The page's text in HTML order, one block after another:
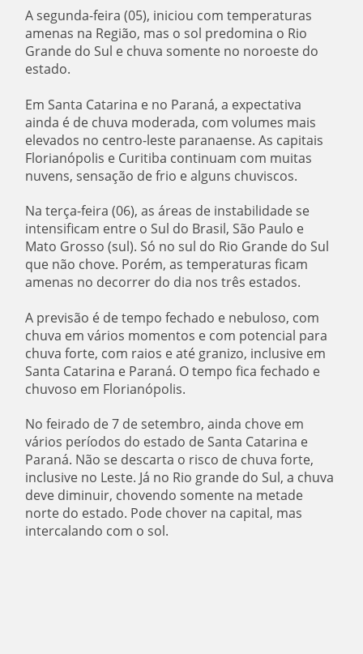
A segunda-feira (05), iniciou com temperaturas
amenas na Região, mas o sol predomina o Rio
Grande do Sul e chuva somente no noroeste do
estado.
Em Santa Catarina e no Paraná, a expectativa
ainda é de chuva moderada, com volumes mais
elevados no centro-leste paranaense. As capitais
Florianópolis e Curitiba continuam com muitas
nuvens, sensação de frio e alguns chuviscos.
Na terça-feira (06), as áreas de instabilidade se
intensificam entre o Sul do Brasil, São Paulo e
Mato Grosso (sul). Só no sul do Rio Grande do Sul
que não chove. Porém, as temperaturas ficam
amenas no decorrer do dia nos três estados.
A previsão é de tempo fechado e nebuloso, com
chuva em vários momentos e com potencial para
chuva forte, com raios e até granizo, inclusive em
Santa Catarina e Paraná. O tempo fica fechado e
chuvoso em Florianópolis.
No feirado de 7 de setembro, ainda chove em
vários períodos do estado de Santa Catarina e
Paraná. Não se descarta o risco de chuva forte,
inclusive no Leste. Já no Rio grande do Sul, a chuva
deve diminuir, chovendo somente na metade
norte do estado. Pode chover na capital, mas
intercalando com o sol.